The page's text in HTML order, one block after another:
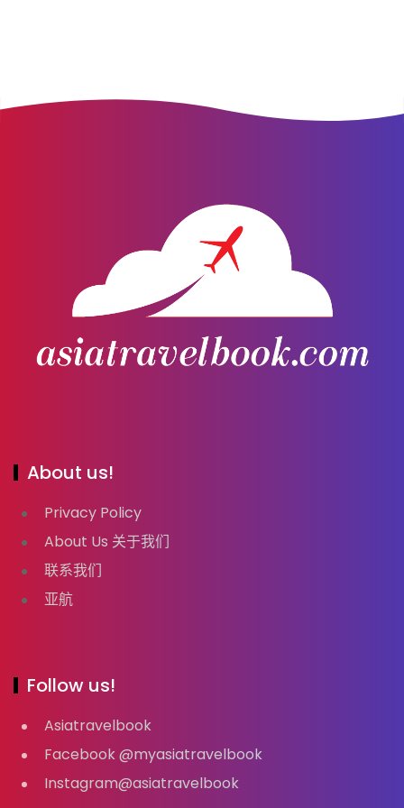
About us!
Privacy Policy
About Us 关于我们
联系我们
亚航
Follow us!
Asiatravelbook
Facebook @myasiatravelbook
Instagram@asiatravelbook